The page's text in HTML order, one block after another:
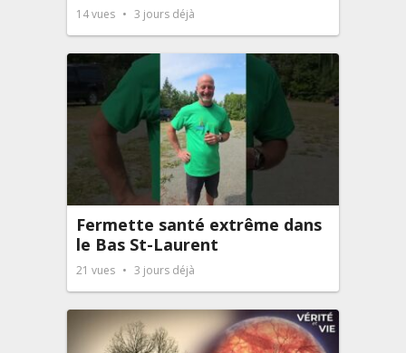
14vues 3 jours déjà
Fermette santé extrême dans
le Bas St-Laurent
21 vues 3 jours déjà